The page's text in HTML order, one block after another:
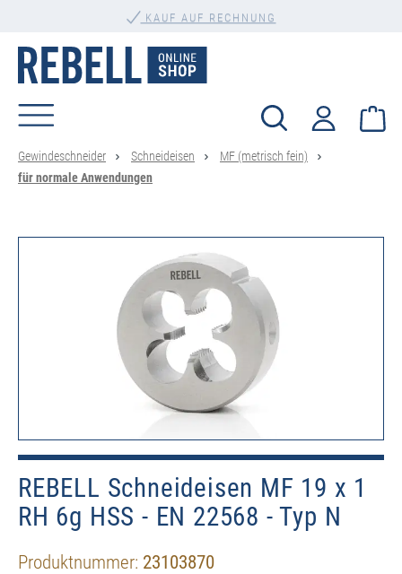
KAUF AUF RECHNUNG
Gewindeschneider Schneideisen
MF (metrisch fein)
für normale Anwendungen
REBELL Schneideisen MF 19 x 1
RH 6g HSS - EN 22568 - Typ N
Produktnummer: 23103870